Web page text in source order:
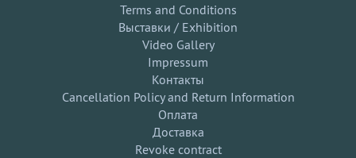
Terms and Conditions
Выставки / Exhibition
Video Gallery
Impressum
Контакты
Cancellation Policy and Return Information
Оплата
Доставка
Revoke contract